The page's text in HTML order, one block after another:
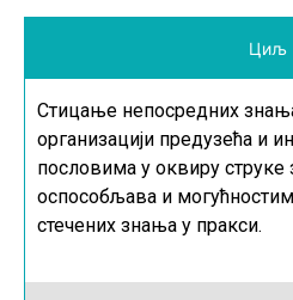
Циљ
Стицање непосредних
организацији предузећа и
пословима у оквиру струке
оспособљава и
стечених знања у пракси.